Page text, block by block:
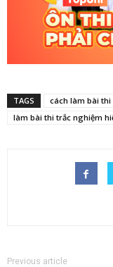
TAGS cách làm bài
làm bài thi trắc nghiệm
Previous article